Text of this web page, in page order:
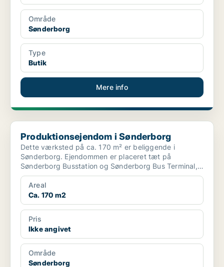
Område
Sønderborg
Type
Butik
Mere info
Produktionsejendom i Sønderborg
Produktionsejendom i Sønderborg
Dette værksted på ca. 170 m² er beliggende i
Sønderborg. Ejendommen er placeret tæt på
Sønderborg Busstation og Sønderborg Bus Terminal,
hvilket giver adgang...
Areal
Ca. 170 m2
Pris
Ikke angivet
Område
Sønderborg